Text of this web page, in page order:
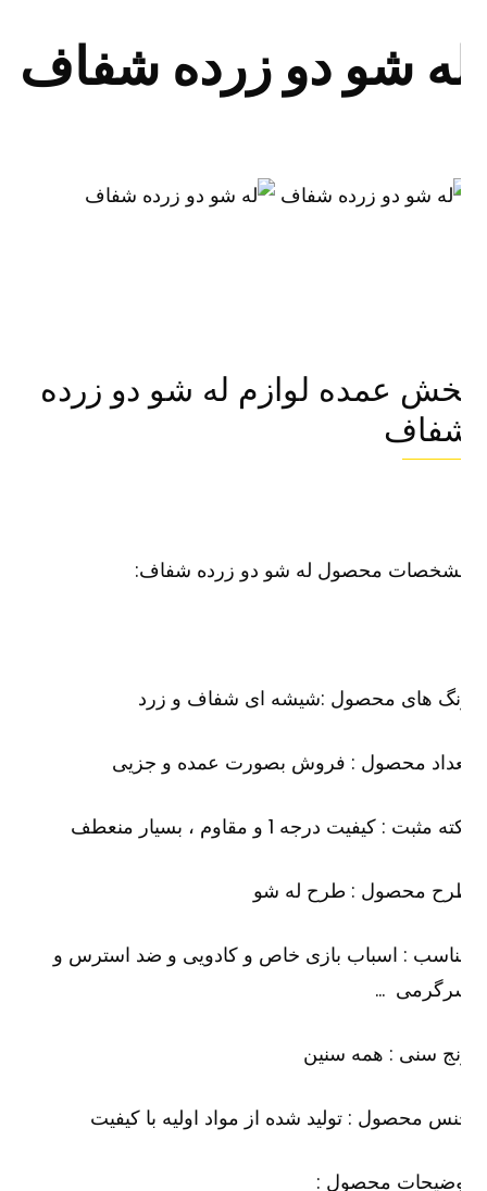
شو دو زرده شفاف
عمده لوازم له شو دو زرده
محصول له شو دو زرده شفاف:
های محصول :شیشه ای شفاف و زرد
محصول : فروش بصورت عمده و جزیی
مثبت : کیفیت درجه 1 و مقاوم ، بسیار منعطف
محصول : طرح له شو
: اسباب بازی خاص و کادویی و ضد استرس و
…
سنی : همه سنین
محصول : تولید شده از مواد اولیه با کیفیت
محصول :